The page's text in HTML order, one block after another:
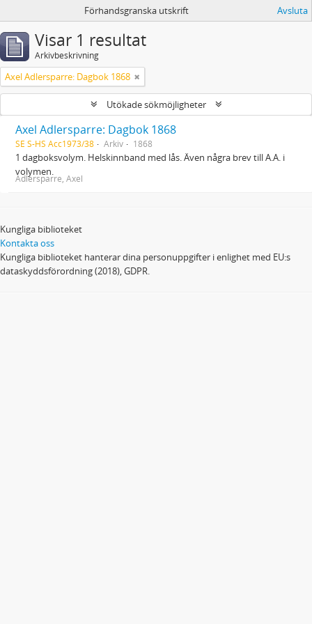
Förhandsgranska utskrift Avsluta
Visar 1 resultat
Arkivbeskrivning
Axel Adlersparre: Dagbok 1868
Utökade sökmöjligheter
Axel Adlersparre: Dagbok 1868
SE S-HS Acc1973/38 Arkiv 1868
1 dagboksvolym. Helskinnband med lås. Även några brev till A.A. i
volymen.
Adlersparre, Axel
Kungliga biblioteket
Kontakta oss
Kungliga biblioteket hanterar dina personuppgifter i enlighet med EU:s
dataskyddsförordning (2018), GDPR.